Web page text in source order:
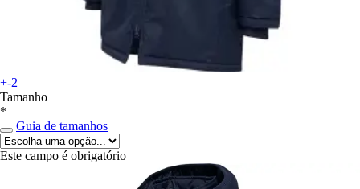
+-2
Tamanho
*
Guia de tamanhos
Este campo é obrigatório